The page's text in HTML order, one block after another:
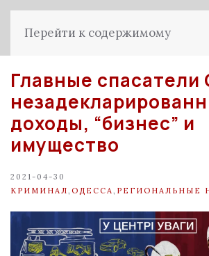
Перейти к содержимому
Главные
доходы, “бизнес” и
имущество
2021-04-30
КРИМИНАЛ ОДЕССА РЕГИОНАЛЬНЫЕ